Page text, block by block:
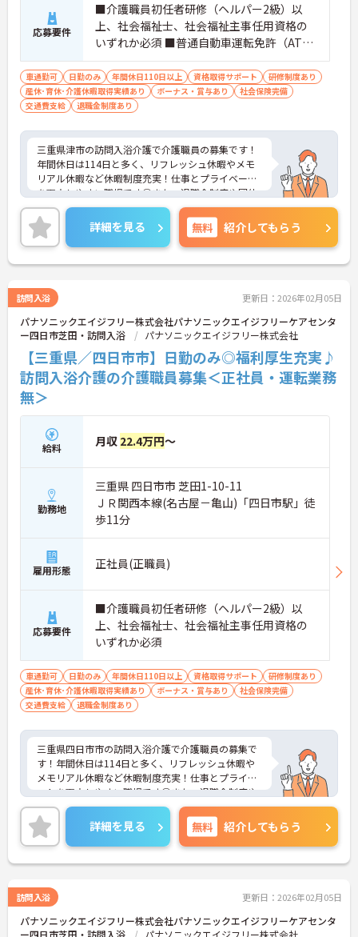
応募要件
■介護職員初任者研修（ヘルパー2級）以
上、社会福祉士、社会福祉主事任用資格の
いずれか必須 ■普通自動車運転免許（AT限
定可）必須
車通勤可 日勤のみ 年間休日110日以上 資格取得サポート
研修制度あり
産休･育休･介護休暇取得実績あり
ボーナス・賞与あり
社会保険完備
交通費支給
退職金制度あり
三重県津市の訪問入浴介護で介護職員の募集です！
年間休日は114日と多く、リフレッシュ休暇やメモ
リアル休暇など休暇制度充実！仕事とプライベート
を両立しやすい職場です◎また、退職金制度や団体
保険割引制度、保養所など福利厚生も充実してお
り、安心して長く働きやすい環境が整っています♪
ご興味のある方は面接ポイントをお伝えしますの
で、お気軽にご連絡ください！
詳細を見る 無料 紹介してもらう
訪問入浴 更新日：2026年02月05日
パナソニックエイジフリー株式会社パナソニックエイジフリーケアセンタ
ー四日市芝田・訪問入浴
パナソニックエイジフリー株式会社
【三重県／四日市市】日勤のみ◎福利厚生充実♪
訪問入浴介護の介護職員募集＜正社員・運転業務
無＞
給料 月収 22.4万円～
勤務地
三重県 四日市市 芝田1-10-11
ＪＲ関西本線(名古屋－亀山)「四日市駅」徒
歩11分
雇用形態 正社員(正職員)
応募要件
■介護職員初任者研修（ヘルパー2級）以
上、社会福祉士、社会福祉主事任用資格の
いずれか必須
車通勤可 日勤のみ 年間休日110日以上 資格取得サポート
研修制度あり
産休･育休･介護休暇取得実績あり
ボーナス・賞与あり
社会保険完備
交通費支給
退職金制度あり
三重県四日市市の訪問入浴介護で介護職員の募集で
す！年間休日は114日と多く、リフレッシュ休暇や
メモリアル休暇など休暇制度充実！仕事とプライベ
ートを両立しやすい職場です◎また、退職金制度や
団体保険割引制度、保養所など福利厚生も充実して
おり、安心して長く働きやすい環境が整っています
♪ご興味のある方は面接ポイントをお伝えしますの
で、お気軽にご連絡ください！
詳細を見る 無料 紹介してもらう
訪問入浴 更新日：2026年02月05日
パナソニックエイジフリー株式会社パナソニックエイジフリーケアセンタ